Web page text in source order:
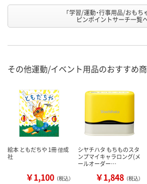
「学習/運動・行事用品/おもち
ピンポイントサーチ一覧
その他運動/イベント用品のおすすめ
絵本 ともだちや 1冊 偕成
社
￥1,100 （税込）
シヤチハタ もちものスタ
ンプマイキャラロング(メ
ールオーダー…
￥1,848 （税込）